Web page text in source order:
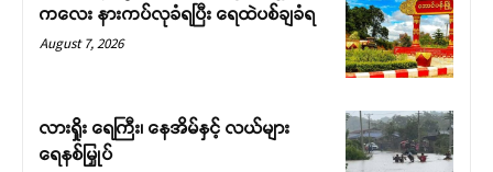
ကလေး နားကပ်လုခံရပြီး ရေထဲပစ်ချခံရ
August 7, 2026
လားရှိုး ရေကြီး၊ နေအိမ်နှင့် လယ်များ
ရေနစ်မြှုပ်